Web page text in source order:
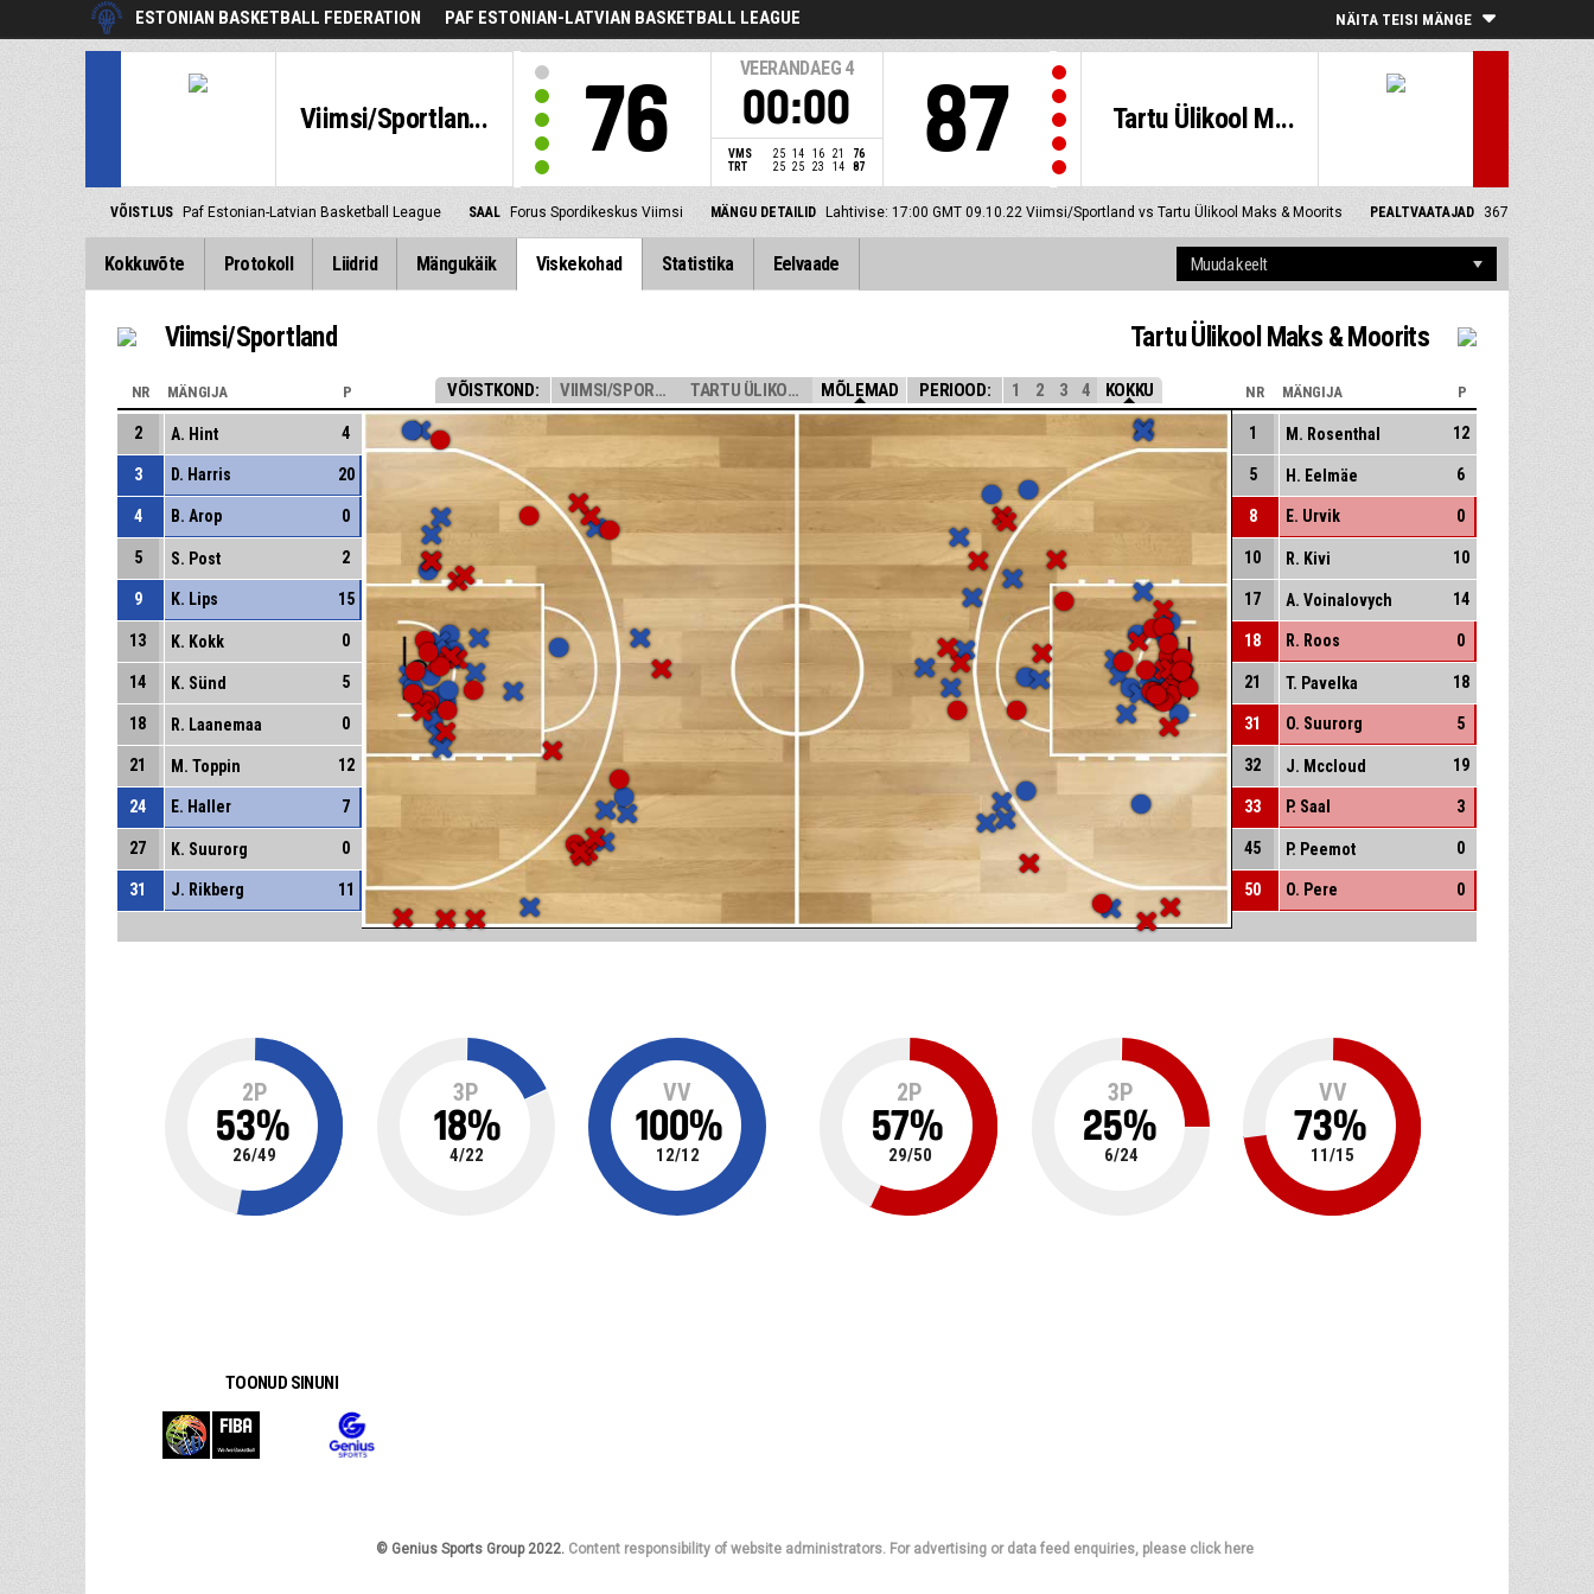
ESTONIAN BASKETBALL FEDERATION PAF ESTONIAN-LATVIAN BASKETBALL LEAGUE NÄITA TEISI MÄNGE
Viimsi/Sportlan... 76
VEERANDAEG 4
00:00
VMS 25 14 16 21
76
TRT
25 25 23 14 87
Tartu Ülikool M...
87
VÕISTLUS Paf Estonian-Latvian Basketball League SAAL Forus Spordikeskus Viimsi MÄNGU DETAILID Lahtivise: 17:00 GMT 09.10.22 Viimsi/Sportland vs Tartu Ülikool Maks & Moorits PEALTVAATAJAD 367
Kokkuvõte Protokoll Liidrid Mängukäik Viskekohad Statistika Eelvaade
Viimsi/Sportland Tartu Ülikool Maks & Moorits
VÕISTKOND: VIIMSI/SPORTLAN... TARTU ÜLIKOOL M... MÕLEMAD PERIOOD: 1 2 3 4 KOKKU
NR MÄNGIJA P
2 A. Hint 4
3 D. Harris 20
4 B. Arop 0
5 S. Post 2
9 K. Lips 15
13 K. Kokk 0
14 K. Sünd 5
18 R. Laanemaa 0
21 M. Toppin 12
24 E. Haller 7
27 K. Suurorg 0
31 J. Rikberg 11
NR MÄNGIJA P
1 M. Rosenthal 12
5 H. Eelmäe 6
8 E. Urvik 0
10 R. Kivi 10
17 A. Voinalovych 14
18 R. Roos 0
21 T. Pavelka 18
31 O. Suurorg 5
32 J. Mccloud 19
33 P. Saal 3
45 P. Peemot 0
50 O. Pere 0
2P
53%
26/49
3P
18%
4/22
VV
100%
12/12
2P
57%
29/50
3P
25%
6/24
VV
73%
11/15
TOONUD SINUNI
© Genius Sports Group 2022. Content responsibility of website administrators. For advertising or data feed enquiries, please click here